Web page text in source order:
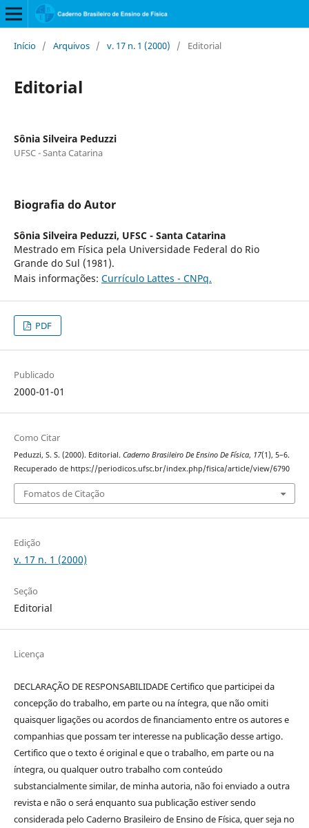
Início / Arquivos / v. 17 n. 1 (2000) / Editorial
Editorial
Sônia Silveira Peduzzi
UFSC - Santa Catarina
Biografia do Autor
Sônia Silveira Peduzzi, UFSC - Santa Catarina
Mestrado em Física pela Universidade Federal do Rio
Grande do Sul (1981).
Mais informações: Currículo Lattes - CNPq.
PDF
Publicado
2000-01-01
Como Citar
Peduzzi, S. S. (2000). Editorial. Caderno Brasileiro De Ensino De Física, 17(1), 5–6.
Recuperado de https://periodicos.ufsc.br/index.php/fisica/article/view/6790
Fomatos de Citação
Edição
v. 17 n. 1 (2000)
Seção
Editorial
Licença
DECLARAÇÃO DE RESPONSABILIDADE Certifico que participei da
concepção do trabalho, em parte ou na íntegra, que não omiti
quaisquer ligações ou acordos de financiamento entre os autores e
companhias que possam ter interesse na publicação desse artigo.
Certifico que o texto é original e que o trabalho, em parte ou na
íntegra, ou qualquer outro trabalho com conteúdo
substancialmente similar, de minha autoria, não foi enviado a outra
revista e não o será enquanto sua publicação estiver sendo
considerada pelo Caderno Brasileiro de Ensino de Física, quer seja no